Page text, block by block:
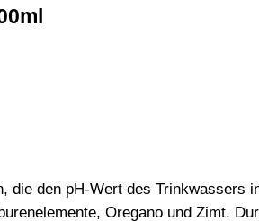
die den pH-Wert des Trinkwassers
Oregano und Zimt.